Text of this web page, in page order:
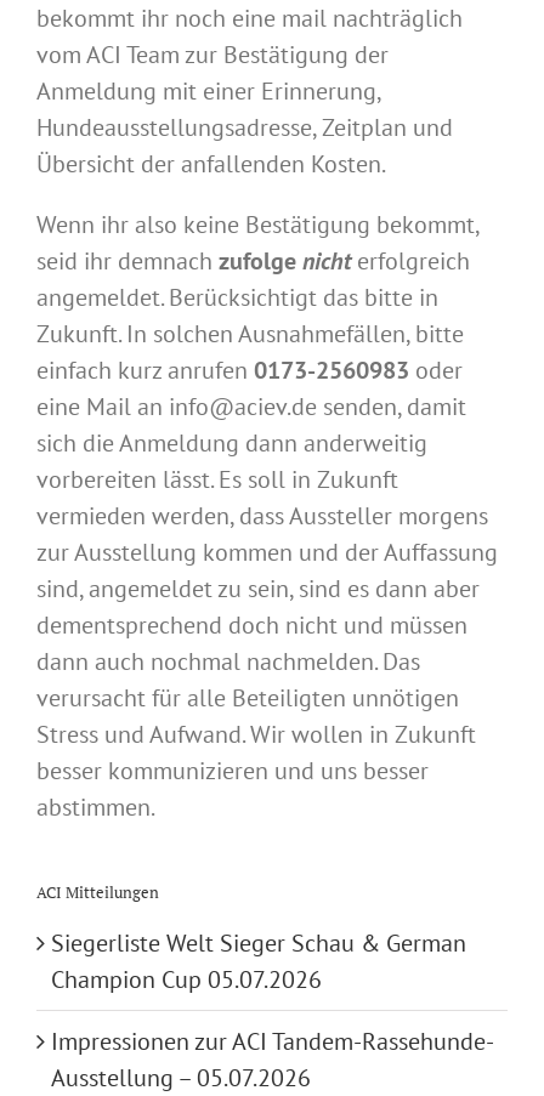
bekommt ihr noch eine mail nachträglich
vom ACI Team zur Bestätigung der
Anmeldung mit einer Erinnerung,
Hundeausstellungsadresse, Zeitplan und
Übersicht der anfallenden Kosten.
Wenn ihr also keine Bestätigung bekommt,
seid ihr demnach zufolgenicht erfolgreich
angemeldet. Berücksichtigt das bitte in
Zukunft. In solchen Ausnahmefällen, bitte
einfach kurz anrufen 0173-2560983 oder
eine Mail an info@aciev.de senden, damit
sich die Anmeldung dann anderweitig
vorbereiten lässt. Es soll in Zukunft
vermieden werden, dass Aussteller morgens
zur Ausstellung kommen und der Auffassung
sind, angemeldet zu sein, sind es dann aber
dementsprechend doch nicht und müssen
dann auch nochmal nachmelden. Das
verursacht für alle Beteiligten unnötigen
Stress und Aufwand. Wir wollen in Zukunft
besser kommunizieren und uns besser
abstimmen.
ACI Mitteilungen
Siegerliste Welt Sieger Schau & German
Champion Cup 05.07.2026
Impressionen zur ACI Tandem-Rassehunde-
Ausstellung – 05.07.2026